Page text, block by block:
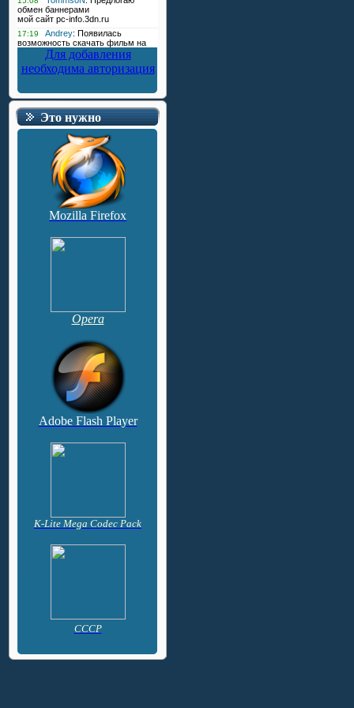
Для добавления
необходима авторизация
Это нужно
Mozilla Firefox
Opera
Adobe Flash Player
K-Lite Mega Codec Pack
CCCP